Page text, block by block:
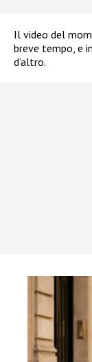
Il video del
breve tempo, e
d’altro.